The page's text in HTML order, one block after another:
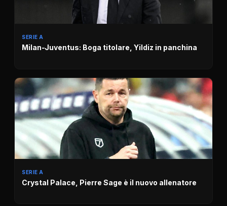
SERIE A
Milan-Juventus: Boga titolare, Yildiz in panchina
SERIE A
Crystal Palace, Pierre Sage è il nuovo allenatore